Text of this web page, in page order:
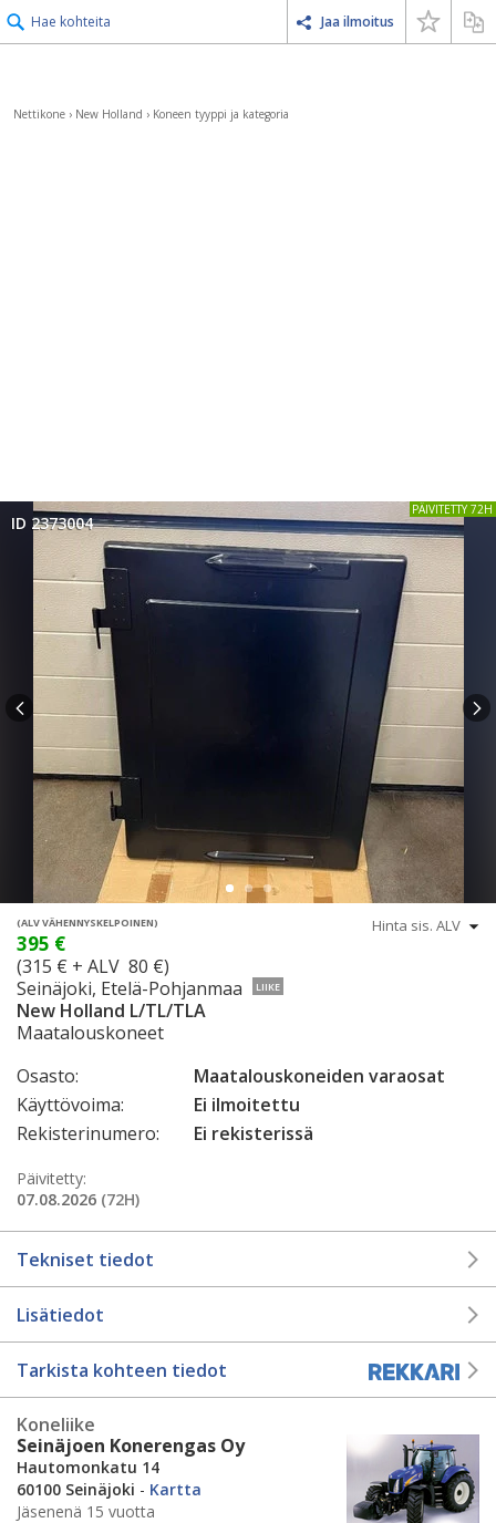
Hae kohteita Jaa ilmoitus
Nettikone › New Holland › Koneen tyyppi ja kategoria
PÄIVITETTY 72H
ID 2373004
(ALV VÄHENNYSKELPOINEN)
395 €
(315 € + ALV 80 €)
Seinäjoki, Etelä-Pohjanmaa
LIIKE
New Holland L/TL/TLA
Maatalouskoneet
Osasto:
Maatalouskoneiden varaosat
Käyttövoima:
Ei ilmoitettu
Rekisterinumero:
Ei rekisterissä
Päivitetty:
07.08.2026 (72H)
Tekniset tiedot
Lisätiedot
Tarkista kohteen tiedot
Koneliike
Seinäjoen Konerengas Oy
Hautomonkatu 14
60100 Seinäjoki - Kartta
Jäsenenä 15 vuotta